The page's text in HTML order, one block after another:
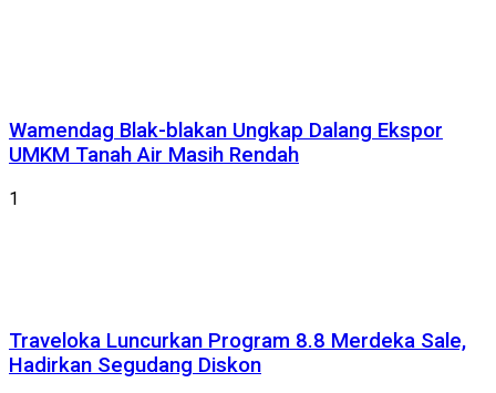
Wamendag Blak-blakan Ungkap Dalang Ekspor
UMKM Tanah Air Masih Rendah
1
Traveloka Luncurkan Program 8.8 Merdeka Sale,
Hadirkan Segudang Diskon